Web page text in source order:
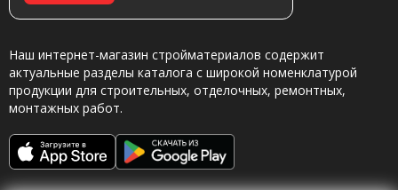
Наш интернет-магазин стройматериалов содержит
актуальные разделы каталога с широкой номенклатурой
продукции для строительных, отделочных, ремонтных,
монтажных работ.